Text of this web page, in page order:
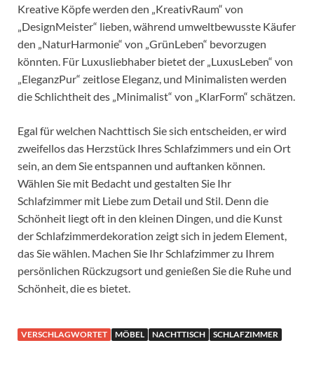
Kreative Köpfe werden den „KreativRaum“ von
„DesignMeister“ lieben, während umweltbewusste Käufer
den „NaturHarmonie“ von „GrünLeben“ bevorzugen
könnten. Für Luxusliebhaber bietet der „LuxusLeben“ von
„EleganzPur“ zeitlose Eleganz, und Minimalisten werden
die Schlichtheit des „Minimalist“ von „KlarForm“ schätzen.
Egal für welchen Nachttisch Sie sich entscheiden, er wird
zweifellos das Herzstück Ihres Schlafzimmers und ein Ort
sein, an dem Sie entspannen und auftanken können.
Wählen Sie mit Bedacht und gestalten Sie Ihr
Schlafzimmer mit Liebe zum Detail und Stil. Denn die
Schönheit liegt oft in den kleinen Dingen, und die Kunst
der Schlafzimmerdekoration zeigt sich in jedem Element,
das Sie wählen. Machen Sie Ihr Schlafzimmer zu Ihrem
persönlichen Rückzugsort und genießen Sie die Ruhe und
Schönheit, die es bietet.
VERSCHLAGWORTET MÖBEL NACHTTISCH SCHLAFZIMMER